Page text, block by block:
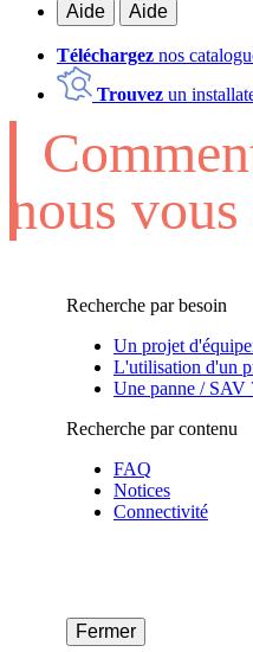
Aide
Aide
Téléchargez nos
Trouvez un
nous
Recherche par besoin
Un projet
L'utilisation d'un
Une panne / SAV
Recherche par contenu
FAQ
Notices
Connectivité
Fermer